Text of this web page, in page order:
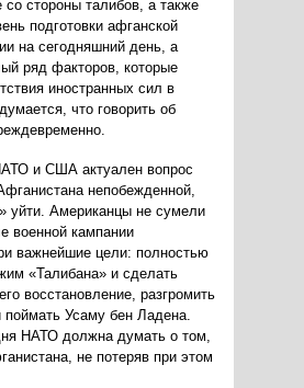
со стороны талибов, а также
подготовки афганской
на сегодняшний день, а
ряд факторов, которые
иностранных сил в
что говорить об
и США актуален вопрос
непобежденной,
уйти. Американцы не сумели
военной кампании
важнейшие цели: полностью
«Талибана» и сделать
восстановление, разгромить
Усаму бен Ладена.
НАТО должна думать о том,
не потеряв при этом